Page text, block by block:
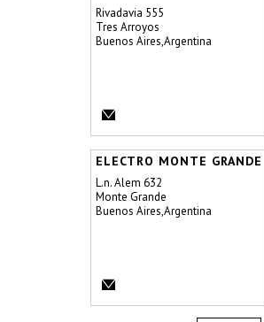
Rivadavia 555
Tres Arroyos
Buenos Aires,Argentina
ELECTRO MONTE GRANDE
L.n. Alem 632
Monte Grande
Buenos Aires,Argentina